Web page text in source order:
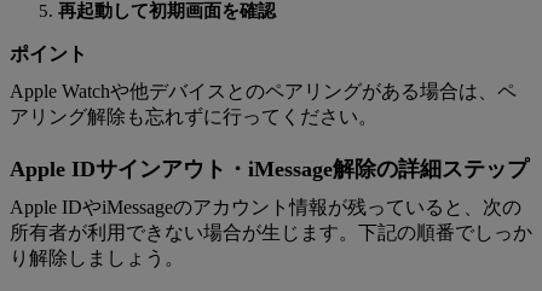
再起動して初期画面を確認
ポイント
Apple Watchや他デバイスとのペアリングがある場合は、ペ
アリング解除も忘れずに行ってください。
Apple IDサインアウト・iMessage解除の詳細ステップ
Apple IDやiMessageのアカウント情報が残っていると、次の
所有者が利用できない場合が生じます。下記の順番でしっか
り解除しましょう。